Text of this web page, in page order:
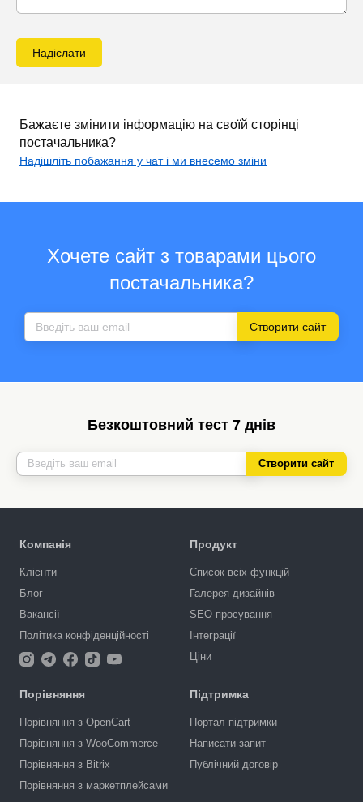
Надіслати
Бажаєте змінити інформацію на своїй сторінці
постачальника?
Надішліть побажання у чат і ми внесемо зміни
Хочете сайт з товарами цього
постачальника?
Створити сайт
Безкоштовний тест 7 днів
Створити сайт
Компанія
Клієнти
Блог
Вакансії
Політика конфіденційності
Продукт
Список всіх функцій
Галерея дизайнів
SEO-просування
Інтеграції
Ціни
Порівняння
Порівняння з OpenCart
Порівняння з WooCommerce
Порівняння з Bitrix
Порівняння з маркетплейсами
Підтримка
Портал підтримки
Написати запит
Публічний договір